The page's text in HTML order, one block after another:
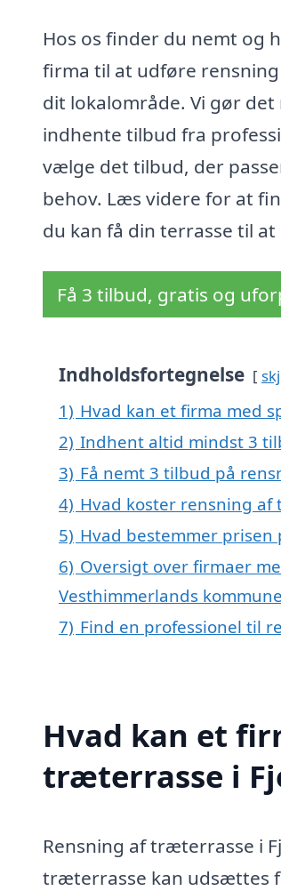
Hos os finder du nemt og
firma til at udføre
dit lokalområde. Vi gør
indhente tilbud fra
vælge det tilbud, der
behov. Læs videre for at
du kan få din terrasse til at
Få 3 tilbud, gratis og
Indholdsfortegnelse
1) Hvad kan et firma med
2) Indhent altid mindst 3
3) Få nemt 3 tilbud på
4) Hvad koster rensning af
5) Hvad bestemmer
6) Oversigt over firmaer
Vesthimmerlands kommune
7) Find en professionel til
Hvad kan et
træterrasse i
Rensning af træterrasse i
træterrasse kan udsættes